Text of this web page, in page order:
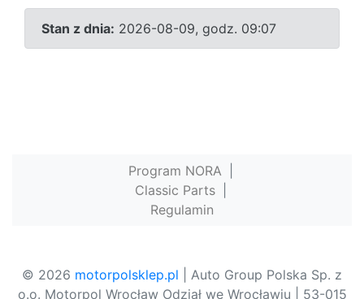
Stan z dnia: 2026-08-09, godz. 09:07
Program NORA
Classic Parts
Regulamin
© 2026 motorpolsklep.pl | Auto Group Polska Sp. z
o.o. Motorpol Wrocław Odział we Wrocławiu | 53-015